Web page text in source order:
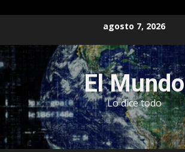
contenido
agosto 7, 2026
El Mundo
Lo dice todo